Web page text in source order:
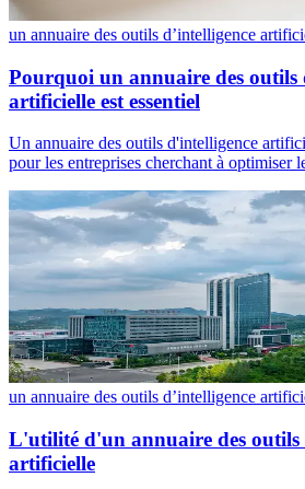
un annuaire des outils d’intelligence
Pourquoi un annuaire des outils
artificielle est essentiel
Un annuaire des outils d'intelligence
pour les entreprises cherchant à optimiser
un annuaire des outils d’intelligence
L'utilité d'un annuaire des outils
artificielle